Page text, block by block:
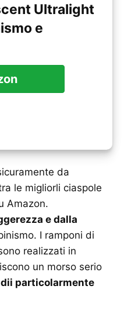
Ultralight
e
da
le migliorli ciaspole
Amazon.
e dalla
I ramponi di
realizzati in
un morso serio
particolarmente